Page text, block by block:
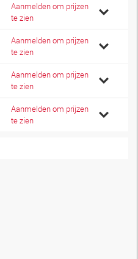
Aanmelden om prijzen
te zien
Aanmelden om prijzen
te zien
Aanmelden om prijzen
te zien
Aanmelden om prijzen
te zien